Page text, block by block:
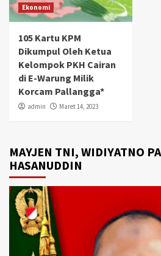
Ekonomi
105 Kartu KPM
Dikumpul Oleh Ketua
Kelompok PKH Cairan
di E-Warung Milik
Korcam Pallangga*
admin Maret 14, 2023
MAYJEN TNI, WIDIYATNO
HASANUDDIN